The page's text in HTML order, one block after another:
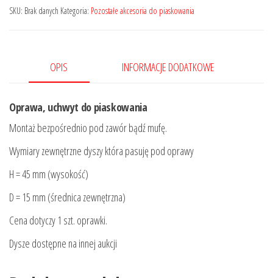
do
SKU: Brak danych Kategoria: Pozostałe akcesoria do piaskowania
OPIS INFORMACJE DODATKOWE
Oprawa, uchwyt do piaskowania
Montaż bezpośrednio pod zawór bądź mufę.
Wymiary zewnętrzne dyszy która pasuję pod oprawy
H = 45 mm (wysokość)
D = 15 mm (średnica zewnętrzna)
Cena dotyczy 1 szt. oprawki.
Dysze dostępne na innej aukcji